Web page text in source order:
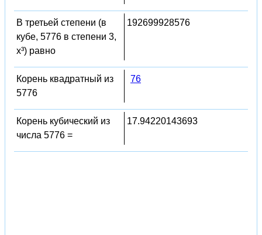
В третьей степени (в
кубе, 5776 в степени 3,
x³) равно
192699928576
Корень квадратный из
5776
76
Корень кубический из
числа 5776 =
17.94220143693